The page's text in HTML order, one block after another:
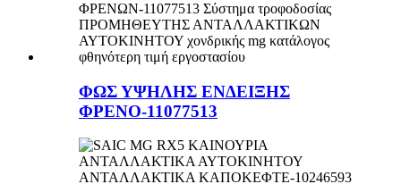
ΦΩΣ ΥΨΗΛΗΣ ΕΝΔΕΙΞΗΣ
ΦΡΕΝΟ-11077513